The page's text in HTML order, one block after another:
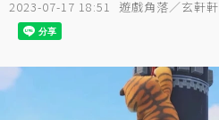
2023-07-17 18:51 遊戲角落／玄軒軒